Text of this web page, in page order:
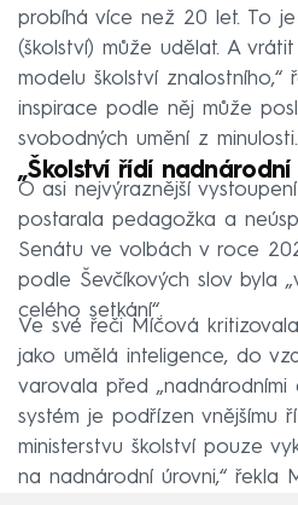
probíhá více než 20 let. To
(školství) může udělat. A
modelu školství znalostního,“
inspirace podle něj může
svobodných umění z minulosti.
„Školství řídí nadnárodní
O asi nejvýraznější
postarala pedagožka a
Senátu ve volbách v roce
podle Ševčíkových slov byla
celého setkání“.
Ve své řeči Míčová
jako umělá inteligence, do
varovala před „nadnárodními
systém je podřízen vnějšímu
ministerstvu školství pouze
na nadnárodní úrovni,“ řekla